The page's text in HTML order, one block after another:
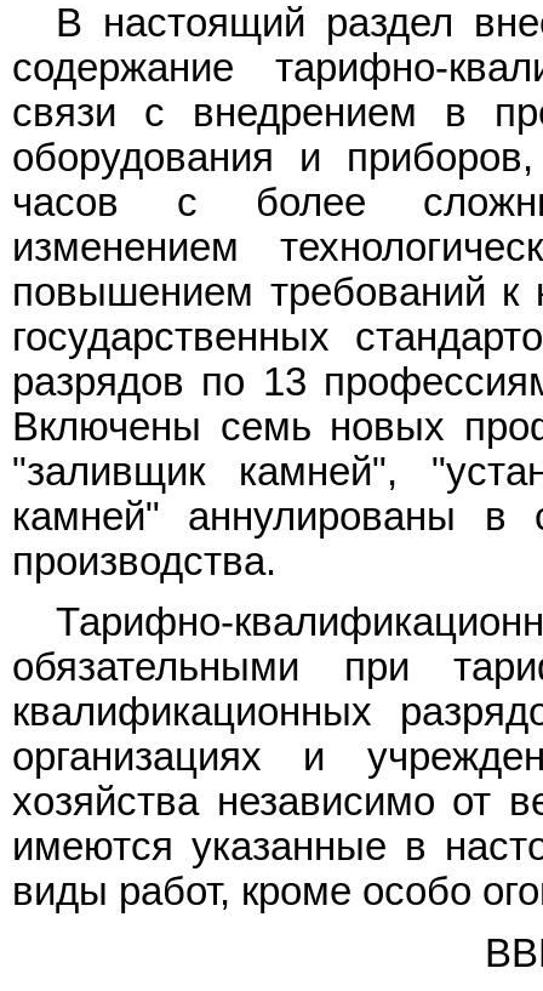
В настоящий раздел
содержание тарифно-
связи с внедрением в
оборудования и
часов с более
изменением
повышением требований к
государственных
разрядов по 13
Включены семь новых
"заливщик камней",
камней" аннулированы в
производства.
Тарифно-
обязательными при
квалификационных
организациях и
хозяйства независимо от
имеются указанные в
виды работ, кроме особо